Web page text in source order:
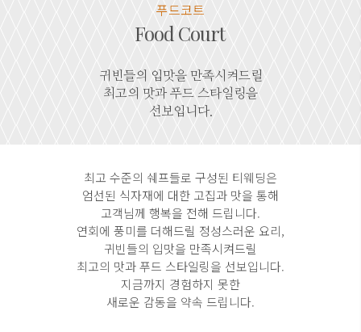
푸드코트
Food Court
귀빈들의 입맛을 만족시켜드릴
최고의 맛과 푸드 스타일링을
선보입니다.
최고 수준의 쉐프들로 구성된 티웨딩은
엄선된 식자재에 대한 고집과 맛을 통해
고객님께 행복을 전해 드립니다.
연회에 풍미를 더해드릴 정성스러운 요리,
귀빈들의 입맛을 만족시켜드릴
최고의 맛과 푸드 스타일링을 선보입니다.
지금까지 경험하지 못한
새로운 감동을 약속 드립니다.